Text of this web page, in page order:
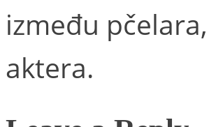
između
aktera.